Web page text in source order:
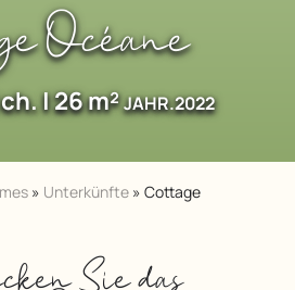
Océane
| 26 m²JAHR.2022
» Unterkünfte »Cottage
Sie das